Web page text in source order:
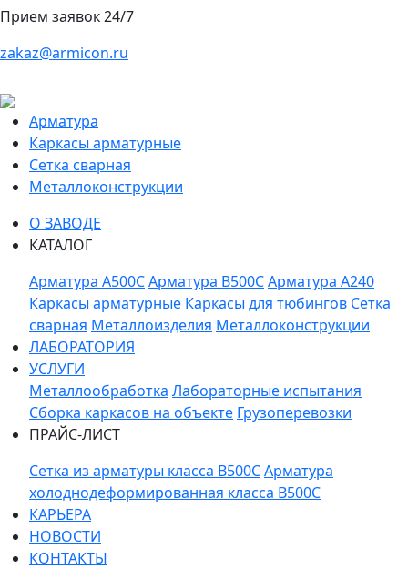
Прием заявок 24/7
zakaz@armicon.ru
Арматура
Каркасы арматурные
Сетка сварная
Металлоконструкции
О ЗАВОДЕ
КАТАЛОГ
Арматура A500CАрматура B500CАрматура A240
Каркасы арматурные Каркасы для тюбингов Сетка
сварная Металлоизделия Металлоконструкции
ЛАБОРАТОРИЯ
УСЛУГИ
Металлообработка Лабораторные испытания
Сборка каркасов на объекте Грузоперевозки
ПРАЙС-ЛИСТ
Сетка из арматуры класса В500САрматура
холоднодеформированная класса В500С
КАРЬЕРА
НОВОСТИ
КОНТАКТЫ